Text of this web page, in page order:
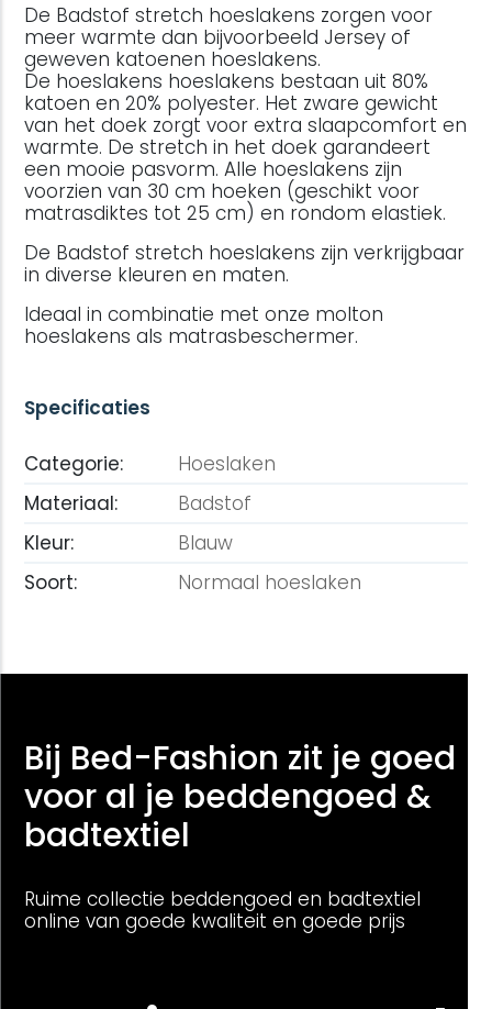
De Badstof stretch hoeslakens zorgen voor
meer warmte dan bijvoorbeeld Jersey of
geweven katoenen hoeslakens.
De hoeslakens hoeslakens bestaan uit 80%
katoen en 20% polyester. Het zware gewicht
van het doek zorgt voor extra slaapcomfort en
warmte. De stretch in het doek garandeert
een mooie pasvorm. Alle hoeslakens zijn
voorzien van 30 cm hoeken (geschikt voor
matrasdiktes tot 25 cm) en rondom elastiek.
De Badstof stretch hoeslakens zijn verkrijgbaar
in diverse kleuren en maten.
Ideaal in combinatie met onze molton
hoeslakens als matrasbeschermer.
Specificaties
Categorie:
Hoeslaken
Materiaal:
Badstof
Kleur:
Blauw
Soort:
Normaal hoeslaken
Bij Bed-Fashion zit je goed
voor al je beddengoed &
badtextiel
Ruime collectie beddengoed en badtextiel
online van goede kwaliteit en goede prijs